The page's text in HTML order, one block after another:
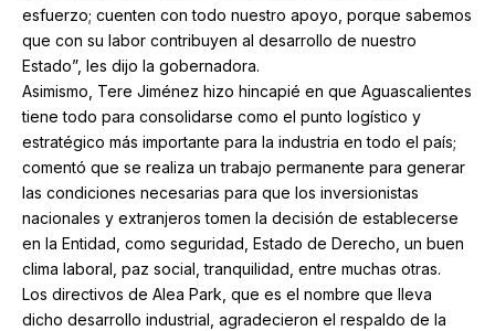
esfuerzo; cuenten con todo nuestro apoyo, porque sabemos
que con su labor contribuyen al desarrollo de nuestro
Estado”, les dijo la gobernadora.
Asimismo, Tere Jiménez hizo hincapié en que Aguascalientes
tiene todo para consolidarse como el punto logístico y
estratégico más importante para la industria en todo el país;
comentó que se realiza un trabajo permanente para generar
las condiciones necesarias para que los inversionistas
nacionales y extranjeros tomen la decisión de establecerse
en la Entidad, como seguridad, Estado de Derecho, un buen
clima laboral, paz social, tranquilidad, entre muchas otras.
Los directivos de Alea Park, que es el nombre que lleva
dicho desarrollo industrial, agradecieron el respaldo de la